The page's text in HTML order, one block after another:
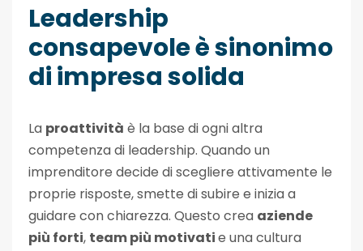
Leadership
consapevole è sinonimo
di impresa solida
La proattività è la base di ogni altra
competenza di leadership. Quando un
imprenditore decide di scegliere attivamente le
proprie risposte, smette di subire e inizia a
guidare con chiarezza. Questo crea aziende
più forti, team più motivatie una cultura